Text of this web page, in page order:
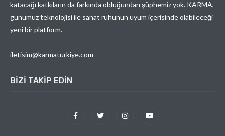
katacağı katkıların da farkında olduğundan şüphemiz yok. KARMA,
günümüz teknolojisi ile sanat ruhunun uyum içerisinde olabileceği
yeni bir platform.
iletisim@karmaturkiye.com
BIZI TAKIP EDIN